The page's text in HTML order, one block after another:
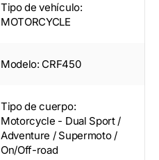
Tipo de vehículo:
MOTORCYCLE
Modelo: CRF450
Tipo de cuerpo:
Motorcycle - Dual Sport /
Adventure / Supermoto /
On/Off-road